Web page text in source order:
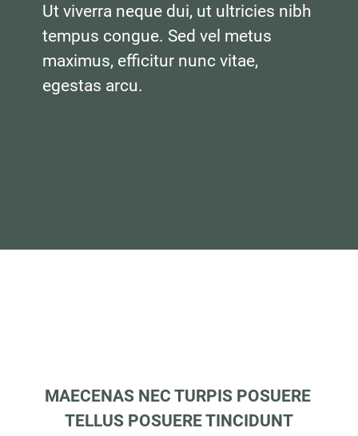
Ut viverra neque dui, ut ultricies nibh
tempus congue. Sed vel metus
maximus, efficitur nunc vitae,
egestas arcu.
MAECENAS NEC TURPIS POSUERE
TELLUS POSUERE TINCIDUNT